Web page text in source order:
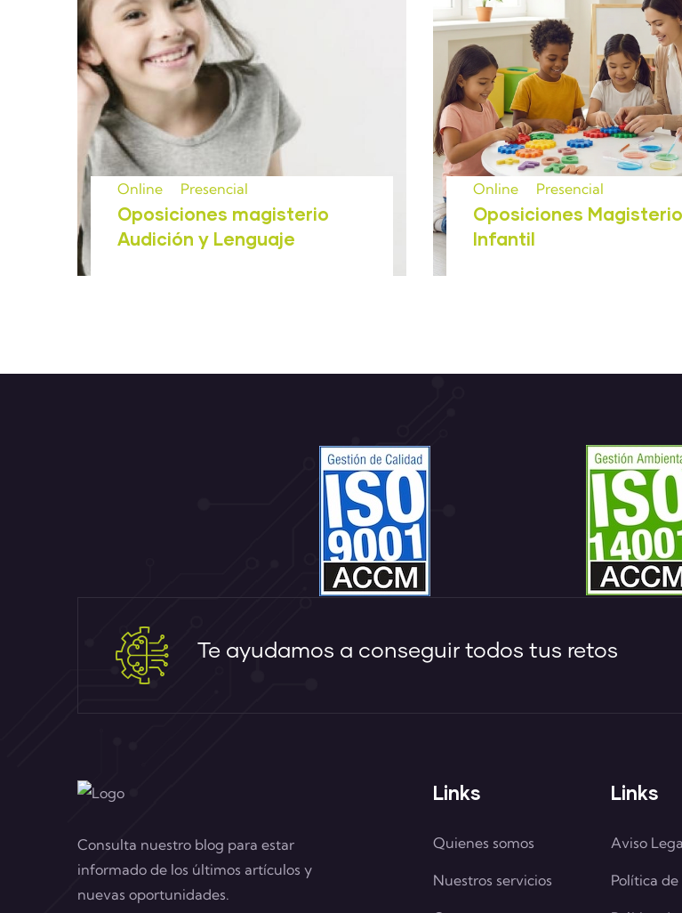
Online Presencial
Oposiciones magisterio
Audición y Lenguaje
Online Presencial
Oposiciones Magisterio
Infantil
Te ayudamos a conseguir todos tus retos
Consulta nuestro blog para estar
informado de los últimos artículos y
nuevas oportunidades.
Links
Quienes somos
Nuestros servicios
Links
Aviso
Política